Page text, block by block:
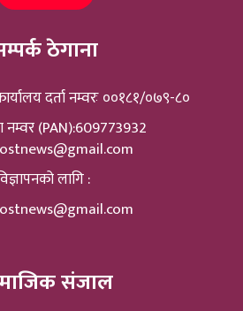
ठेगाना
दर्ता नम्वरः ००१८१/०७९-८०
नम्वर (PAN):609773932
लागि :
संजाल